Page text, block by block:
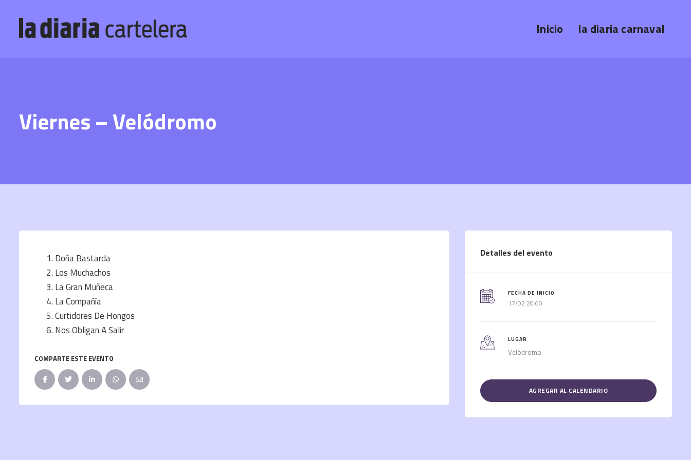
Inicio la diaria carnaval
Viernes – Velódromo
Doña Bastarda
Los Muchachos
La Gran Muñeca
La Compañía
Curtidores De Hongos
Nos Obligan A Salir
COMPARTE ESTE EVENTO
Detalles del evento
FECHA DE INICIO
17/02 20:00
LUGAR
Velódromo
AGREGAR AL CALENDARIO